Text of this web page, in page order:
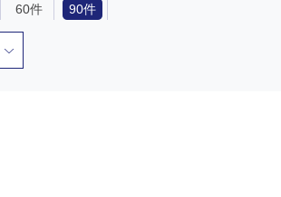
60件 90件